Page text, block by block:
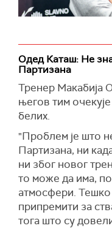
Одед Каташ: Не
Партизана
Тренер Макабија
његов тим
белих.
"Проблем је што
Партизана, ни
ни због новог
то може да има,
атмосфери.
припремити за
тога што су